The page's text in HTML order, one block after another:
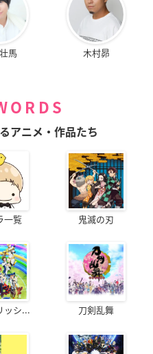
馬 木村昴
アニメ・作品たち
一覧 鬼滅の刃
ッシ... 刀剣乱舞